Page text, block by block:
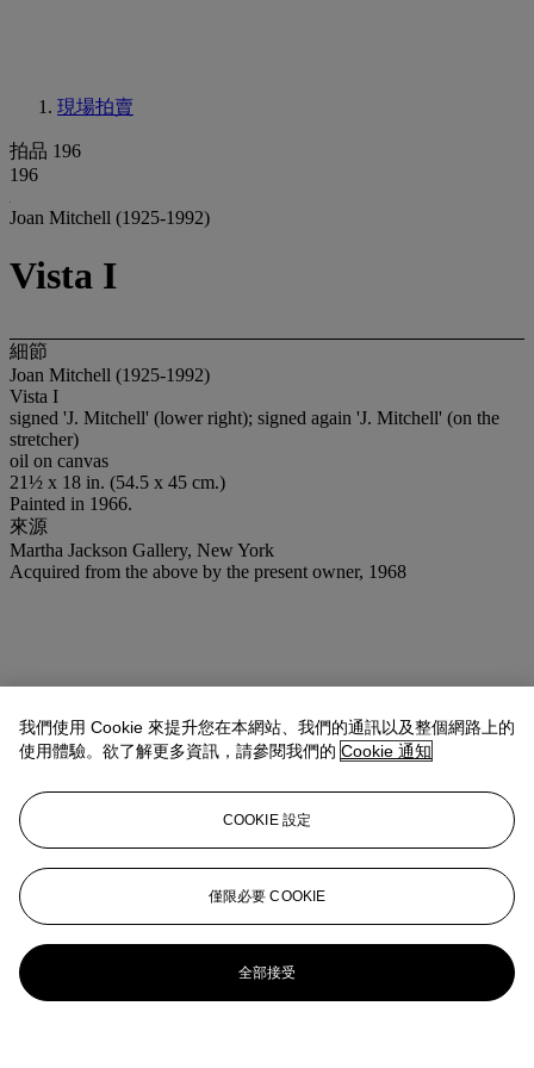
現場拍賣
拍品 196
196
Joan Mitchell (1925-1992)
Vista I
細節
Joan Mitchell (1925-1992)
Vista I
signed 'J. Mitchell' (lower right); signed again 'J. Mitchell' (on the
stretcher)
oil on canvas
21½ x 18 in. (54.5 x 45 cm.)
Painted in 1966.
來源
Martha Jackson Gallery, New York
Acquired from the above by the present owner, 1968
我們使用 Cookie 來提升您在本網站、我們的通訊以及整個網路上的
使用體驗。欲了解更多資訊，請參閱我們的 Cookie 通知
COOKIE 設定
僅限必要 COOKIE
全部接受